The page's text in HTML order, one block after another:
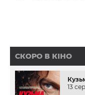
СКОРО В КІНО
13